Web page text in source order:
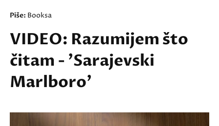
Piše: Booksa
VIDEO: Razumijem što
čitam - 'Sarajevski
Marlboro'